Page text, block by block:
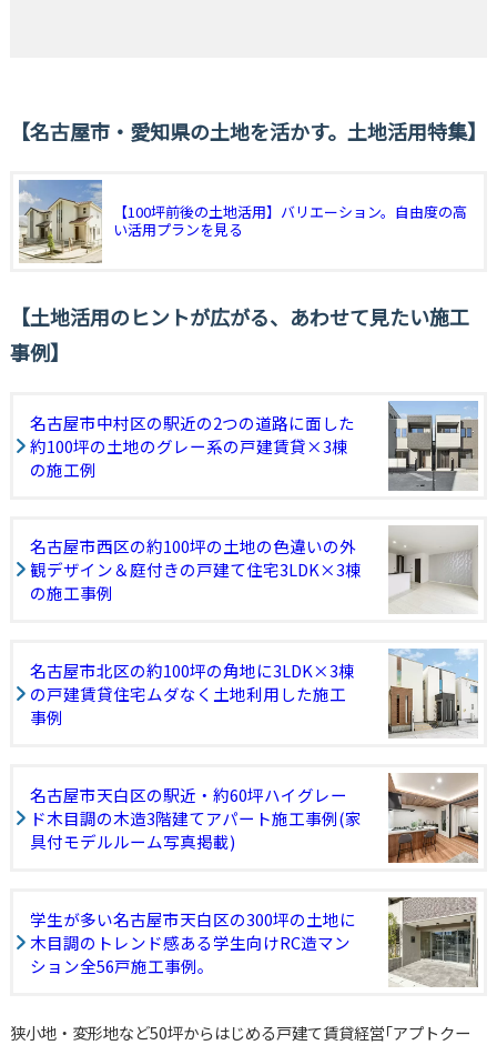
名古屋市・愛知県の土地を活かす。土地活用特集
【100坪前後の土地活用】バリエーション。自由度の高
い活用プランを見る
土地活用のヒントが広がる、あわせて見たい施工
事例
名古屋市中村区の駅近の2つの道路に面した
約100坪の土地のグレー系の戸建賃貸×3棟
の施工例
名古屋市西区の約100坪の土地の色違いの外
観デザイン＆庭付きの戸建て住宅3LDK×3棟
の施工事例
名古屋市北区の約100坪の角地に3LDK×3棟
の戸建賃貸住宅ムダなく土地利用した施工
事例
名古屋市天白区の駅近・約60坪ハイグレー
ド木目調の木造3階建てアパート施工事例(家
具付モデルルーム写真掲載)
学生が多い名古屋市天白区の300坪の土地に
木目調のトレンド感ある学生向けRC造マン
ション全56戸施工事例。
狭小地・変形地など50坪からはじめる戸建て賃貸経営｢アプトクー